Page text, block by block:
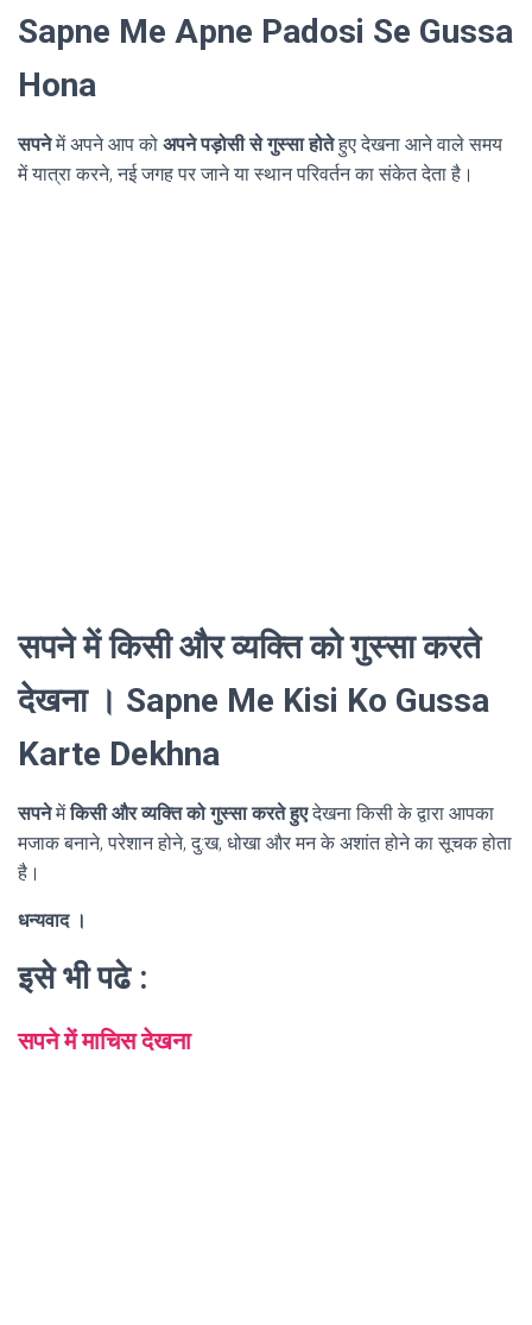
Sapne Me Apne Padosi Se Gussa
Hona
सपनेमें अपने आप को अपने पड़ोसी से गुस्सा होतेहुए देखना आने वाले समय
में यात्रा करने, नई जगह पर जाने या स्थान परिवर्तन का संकेत देता है।
सपने में किसी और व्यक्ति को गुस्सा करते
देखना । Sapne Me Kisi Ko Gussa
Karte Dekhna
सपनेमेंकिसी और व्यक्ति को गुस्सा करते हुएदेखना किसी के द्वारा आपका
मजाक बनाने, परेशान होने, दु:ख, धोखा और मन के अशांत होने का सूचक होता
है।
धन्यवाद ।
इसे भी पढे :
सपने में माचिस देखना